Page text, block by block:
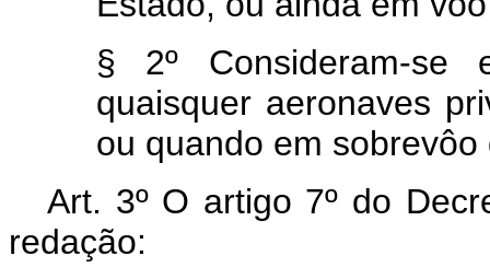
§ 2º Consideram-se
quaisquer aeronaves
ou quando em sobrevôo
Art. 3º O artigo 7º do
redação: